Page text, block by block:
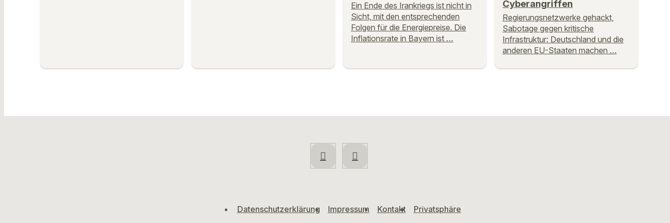
Ein Ende des Irankriegs ist nicht in
Sicht, mit den entsprechenden
Folgen für die Energiepreise. Die
Inflationsrate in Bayern ist …
Cyberangriffen
Regierungsnetzwerke gehackt,
Sabotage gegen kritische
Infrastruktur: Deutschland und die
anderen EU-Staaten machen …
Datenschutzerklärung Impressum Kontakt Privatsphäre